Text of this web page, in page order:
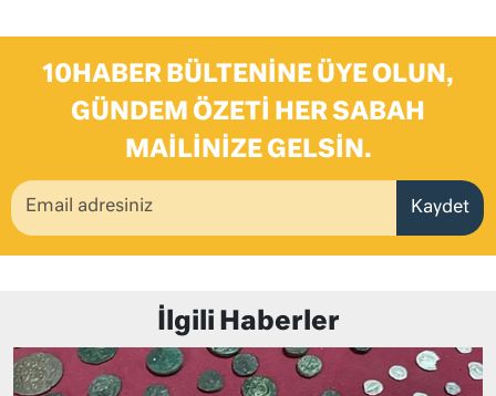
10HABER BÜLTENINE ÜYE OLUN,
GÜNDEM ÖZETI HER SABAH
MAILINIZE GELSIN.
Kaydet
İlgili Haberler